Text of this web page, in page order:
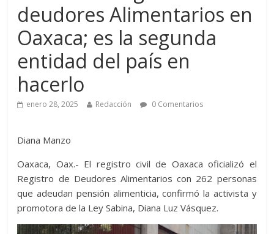
deudores Alimentarios en
Oaxaca; es la segunda
entidad del país en
hacerlo
enero 28, 2025 Redacción 0 Comentarios
Diana Manzo
Oaxaca, Oax.- El registro civil de Oaxaca oficializó el
Registro de Deudores Alimentarios con 262 personas
que adeudan pensión alimenticia, confirmó la activista y
promotora de la Ley Sabina, Diana Luz Vásquez.